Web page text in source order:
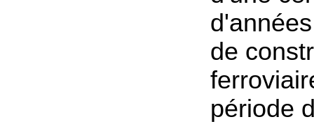
de
période